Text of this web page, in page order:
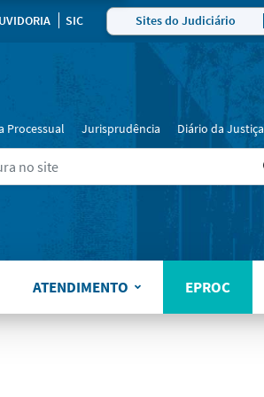
SIC Sites do Judiciário
Processual Jurisprudência Diário da Justiça
ATENDIMENTO EPROC